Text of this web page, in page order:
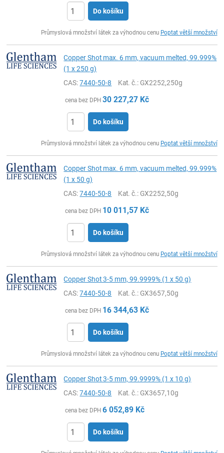
Do košíku
Průmyslová množství látek za výhodnou cenu Poptat větší množství
Copper Shot max. 6 mm, vacuum melted, 99.999%
(1 x 250 g)
CAS:7440-50-8 Kat. č.: GX2252,250g
cena bez DPH 30 227,27 Kč
Do košíku
Průmyslová množství látek za výhodnou cenu Poptat větší množství
Copper Shot max. 6 mm, vacuum melted, 99.999%
(1 x 50 g)
CAS:7440-50-8 Kat. č.: GX2252,50g
cena bez DPH 10 011,57 Kč
Do košíku
Průmyslová množství látek za výhodnou cenu Poptat větší množství
Copper Shot 3-5 mm, 99.9999% (1 x 50 g)
CAS:7440-50-8 Kat. č.: GX3657,50g
cena bez DPH 16 344,63 Kč
Do košíku
Průmyslová množství látek za výhodnou cenu Poptat větší množství
Copper Shot 3-5 mm, 99.9999% (1 x 10 g)
CAS:7440-50-8 Kat. č.: GX3657,10g
cena bez DPH 6 052,89 Kč
Do košíku